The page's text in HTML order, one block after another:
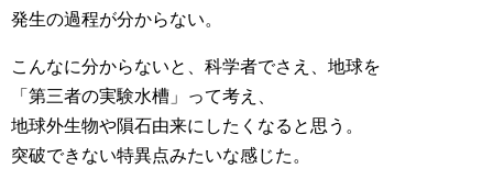
発生の過程が分からない。
こんなに分からないと、科学者でさえ、地球を
「第三者の実験水槽」って考え、
地球外生物や隕石由来にしたくなると思う。
突破できない特異点みたいな感じた。